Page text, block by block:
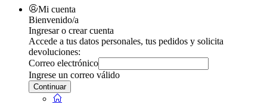
Mi cuenta
Bienvenido/a
Ingresar o crear cuenta
Accede a tus datos personales, tus pedidos y solicita
devoluciones:
Correo electrónico
Ingrese un correo válido
Continuar